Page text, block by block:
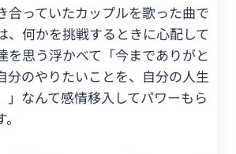
合っていたカップルを歌った曲で
、何かを挑戦するときに心配して
を思う浮かべて「今までありがと
分のやりたいことを、自分の人生
」なんて感情移入してパワーもら